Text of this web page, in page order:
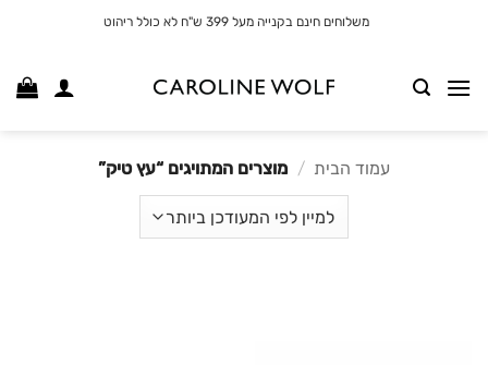
משלוחים חינם בקנייה מעל 399 ש"ח לא כולל ריהוט
עמוד הבית / מוצרים המתויגים “עץ טיק”